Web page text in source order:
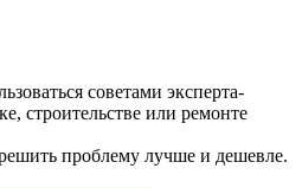
советами эксперта-
строительстве или ремонте
проблему лучше и дешевле.